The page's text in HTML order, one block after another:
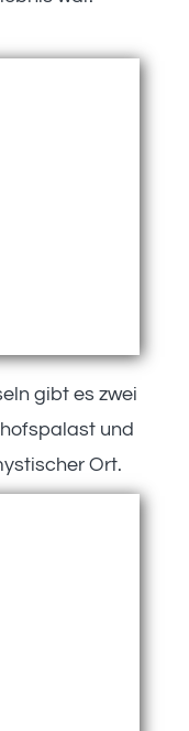
gibt es zwei
und
Ort.